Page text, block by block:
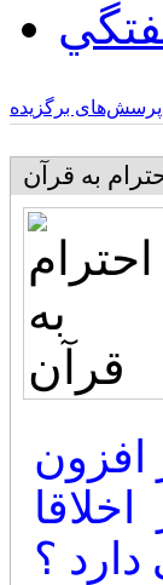
پرسش‌های برگزیده
به قرآن
افزون
دارد ؟